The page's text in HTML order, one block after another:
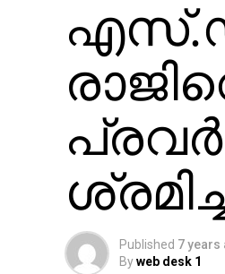
Published 7 years
Byweb desk 1